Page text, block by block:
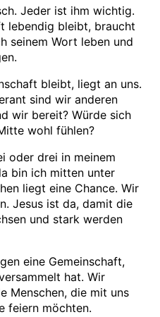
Jeder ist ihm wichtig.
lebendig bleibt, braucht
seinem Wort leben und
bleibt, liegt an uns.
sind wir anderen
wir bereit? Würde sich
wohl fühlen?
oder drei in meinem
bin ich mitten unter
liegt eine Chance. Wir
Jesus ist da, damit die
und stark werden
eine Gemeinschaft,
hat. Wir
Menschen, die mit uns
feiern möchten.